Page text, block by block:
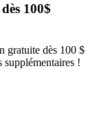
100$
gratuite dès 100 $
supplémentaires !